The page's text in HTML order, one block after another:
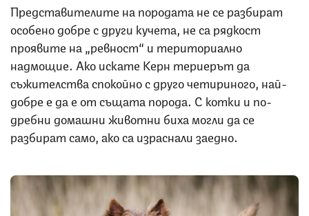
Представителите на породата не се разбират
особено добре с други кучета, не са рядкост
проявите на „ревност“ и териториално
надмощие. Ако искате Керн териерът да
съжителства спокойно с друго четириного, най-
добре е да е от същата порода. С котки и по-
дребни домашни животни биха могли да се
разбират само, ако са израснали заедно.